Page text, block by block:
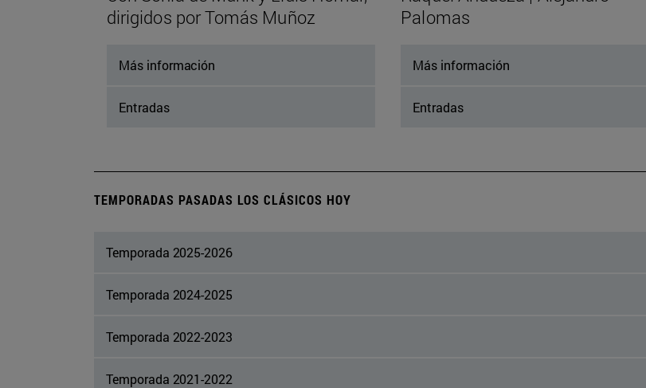
dirigidos por Tomás Muñoz
Más información
Entradas
Palomas
Más información
Entradas
TEMPORADAS PASADAS LOS CLÁSICOS HOY
Temporada 2025-2026
Temporada 2024-2025
Temporada 2022-2023
Temporada 2021-2022